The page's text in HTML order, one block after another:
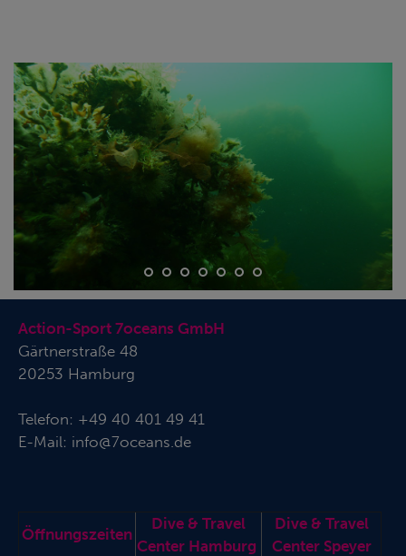
Action-Sport 7oceans GmbH
Gärtnerstraße 48
20253 Hamburg
Telefon: +49 40 401 49 41
E-Mail: info@7oceans.de
Öffnungszeiten
Dive & Travel
Center Hamburg
Dive & Travel
Center Speyer